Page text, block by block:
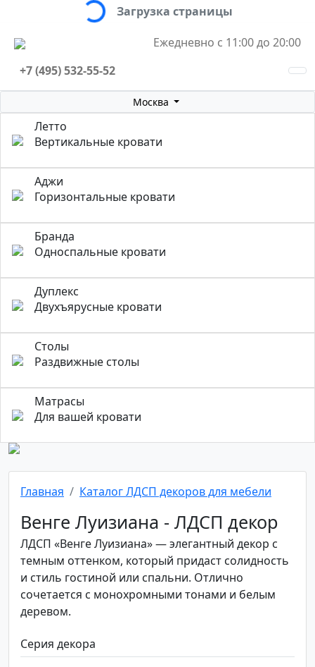
Загрузка страницы
Ежедневно с 11:00 до 20:00
+7 (495) 532-55-52
Москва
Летто
Вертикальные кровати
Аджи
Горизонтальные кровати
Бранда
Односпальные кровати
Дуплекс
Двухъярусные кровати
Столы
Раздвижные столы
Матрасы
Для вашей кровати
Главная Каталог ЛДСП декоров для мебели
Венге Луизиана - ЛДСП декор
ЛДСП «Венге Луизиана» — элегантный декор с
темным оттенком, который придаст солидность
и стиль гостиной или спальни. Отлично
сочетается с монохромными тонами и белым
деревом.
Серия декора